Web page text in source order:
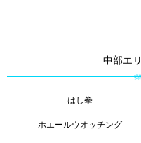
中部エ
はし拳
ホエールウオッチング